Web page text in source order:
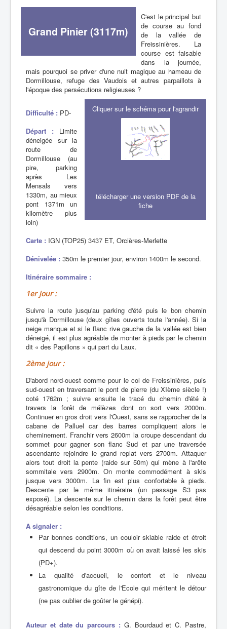
RANDONNÉE SPORTIVE
Grand Pinier (3117m)
C'est le principal but
de course au fond
de la vallée de
Freissinières. La
course est faisable
dans la journée,
mais pourquoi se priver d'une nuit magique au hameau de
Dormillouse, refuge des Vaudois et autres parpaillots à
l'époque des persécutions religieuses ?
Cliquer sur le schéma pour l'agrandir
télécharger une version PDF de la
fiche
Difficulté : PD-
Départ : Limite
déneigée sur la
route de
Dormillouse (au
pire, parking
après Les
Mensals vers
1330m, au mieux
pont 1371m un
kilomètre plus
loin)
Carte : IGN (TOP25) 3437 ET, Orcières-Merlette
Dénivelée : 350m le premier jour, environ 1400m le second.
Itinéraire sommaire :
1er jour :
Suivre la route jusqu'au parking d'été puis le bon chemin
jusqu'à Dormillouse (deux gîtes ouverts toute l'année). Si la
neige manque et si le flanc rive gauche de la vallée est bien
déneigé, il est plus agréable de monter à pieds par le chemin
dit « des Papillons » qui part du Laux.
2ème jour :
D'abord nord-ouest comme pour le col de Freissinières, puis
sud-ouest en traversant le pont de pierre (du XIème siècle !)
coté 1762m ; suivre ensuite le tracé du chemin d'été à
travers la forêt de mélèzes dont on sort vers 2000m.
Continuer en gros droit vers l'Ouest, sans se rapprocher de la
cabane de Palluel car des barres compliquent alors le
cheminement. Franchir vers 2600m la croupe descendant du
sommet pour gagner son flanc Sud et par une traversée
ascendante rejoindre le grand replat vers 2700m. Attaquer
alors tout droit la pente (raide sur 50m) qui mène à l'arête
sommitale vers 2900m. On monte commodément à skis
jusque vers 3000m. La fin est plus confortable à pieds.
Descente par le même itinéraire (un passage S3 pas
exposé). La descente sur le chemin dans la forêt peut être
désagréable selon les conditions.
A signaler :
Par bonnes conditions, un couloir skiable raide et étroit
qui descend du point 3000m où on avait laissé les skis
(PD+).
La qualité d'accueil, le confort et le niveau
gastronomique du gîte de l'Ecole qui méritent le détour
(ne pas oublier de goûter le génépi).
Auteur et date du parcours : G. Bourdaud et C. Pastre,